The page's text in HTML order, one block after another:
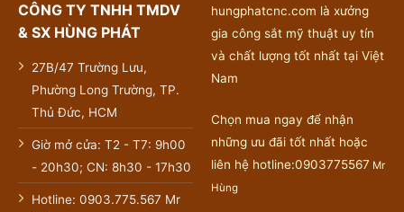
CÔNG TY TNHH TMDV
& SX HÙNG PHÁT
27B/47 Trường Lưu,
Phường Long Trường, TP.
Thủ Đức, HCM
Giờ mở cửa: T2 - T7: 9h00
- 20h30; CN: 8h30 - 17h30
Hotline: 0903.775.567 Mr
hungphatcnc.com là xưởng
gia công sắt mỹ thuật uy tín
và chất lượng tốt nhất tại Việt
Nam
Chọn mua ngay để nhận
những ưu đãi tốt nhất hoặc
liên hệ hotline:0903775567 Mr
Hùng